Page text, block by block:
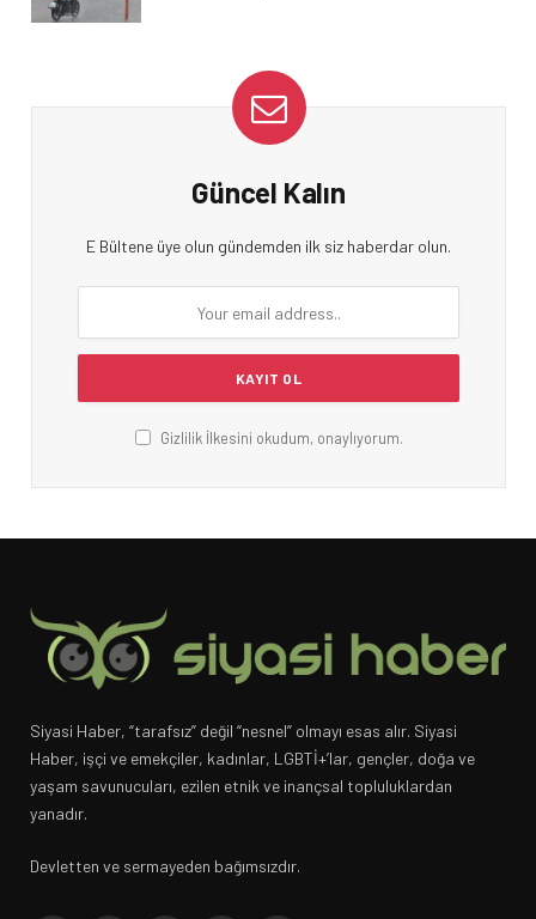
Güncel Kalın
E Bültene üye olun gündemden ilk siz haberdar olun.
Gizlilik İlkesini okudum, onaylıyorum.
Siyasi Haber, “tarafsız” değil “nesnel” olmayı esas alır. Siyasi
Haber, işçi ve emekçiler, kadınlar, LGBTİ+’lar, gençler, doğa ve
yaşam savunucuları, ezilen etnik ve inançsal topluluklardan
yanadır.
Devletten ve sermayeden bağımsızdır.